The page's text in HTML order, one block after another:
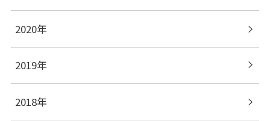
2020年
2019年
2018年